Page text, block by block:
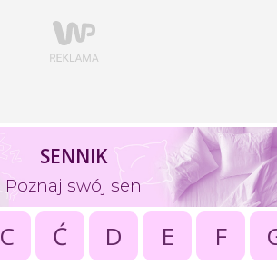
SENNIK
Poznaj swój sen
C Ć D E F